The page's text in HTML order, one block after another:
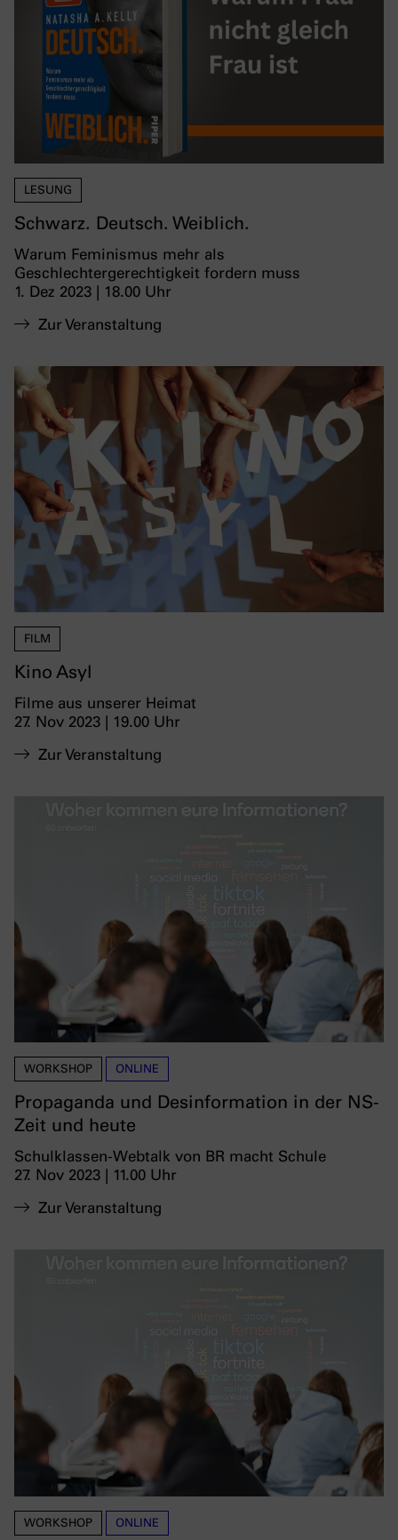
LESUNG
Schwarz. Deutsch. Weiblich.
Warum Feminismus mehr als
Geschlechtergerechtigkeit fordern muss
1. Dez 2023 | 18.00 Uhr
Zur Veranstaltung
FILM
Kino Asyl
Filme aus unserer Heimat
27. Nov 2023 | 19.00 Uhr
Zur Veranstaltung
WORKSHOP ONLINE
Propaganda und Desinformation in der NS-
Zeit und heute
Schulklassen-Webtalk von BR macht Schule
27. Nov 2023 | 11.00 Uhr
Zur Veranstaltung
WORKSHOP ONLINE